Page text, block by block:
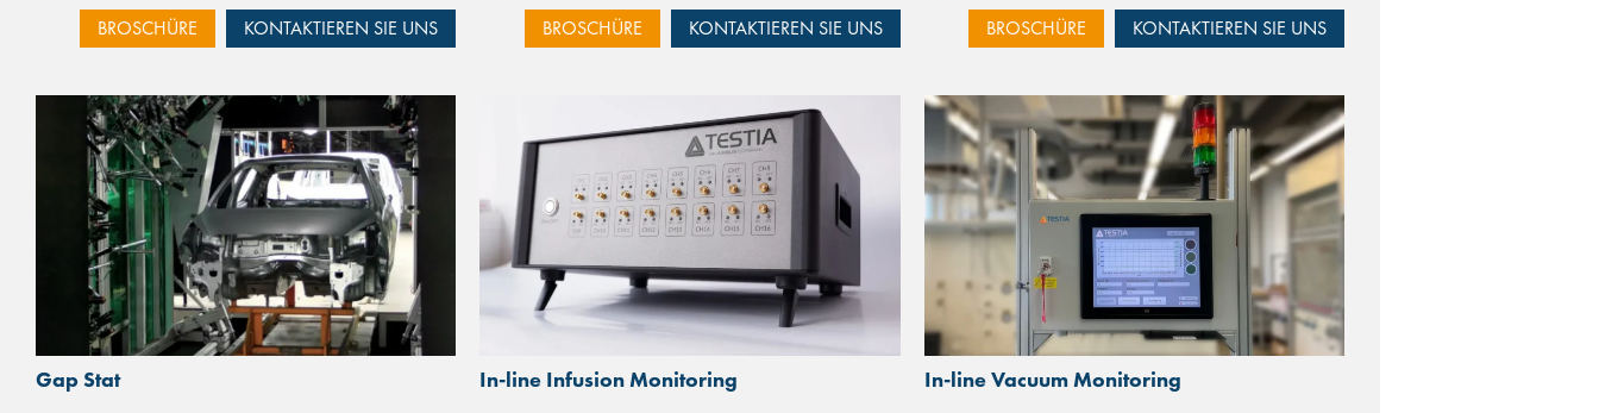
BROSCHÜRE KONTAKTIEREN SIE UNS BROSCHÜRE KONTAKTIEREN SIE UNS BROSCHÜRE KONTAKTIEREN SIE UNS
Gap Stat
In-line Infusion Monitoring
In-line Vacuum Monitoring